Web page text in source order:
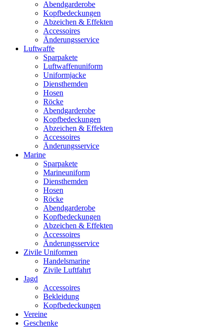
Abendgarderobe
Kopfbedeckungen
Abzeichen & Effekten
Accessoires
Änderungsservice
Luftwaffe
Sparpakete
Luftwaffenuniform
Uniformjacke
Diensthemden
Hosen
Röcke
Abendgarderobe
Kopfbedeckungen
Abzeichen & Effekten
Accessoires
Änderungsservice
Marine
Sparpakete
Marineuniform
Diensthemden
Hosen
Röcke
Abendgarderobe
Kopfbedeckungen
Abzeichen & Effekten
Accessoires
Änderungsservice
Zivile Uniformen
Handelsmarine
Zivile Luftfahrt
Jagd
Accessoires
Bekleidung
Kopfbedeckungen
Vereine
Geschenke